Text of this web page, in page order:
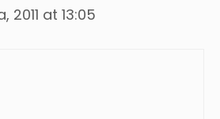
2011 at 13:05